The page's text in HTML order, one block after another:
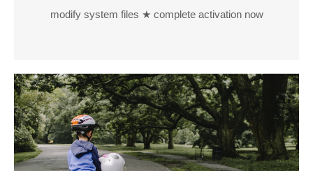
modify system files ★ complete activation now